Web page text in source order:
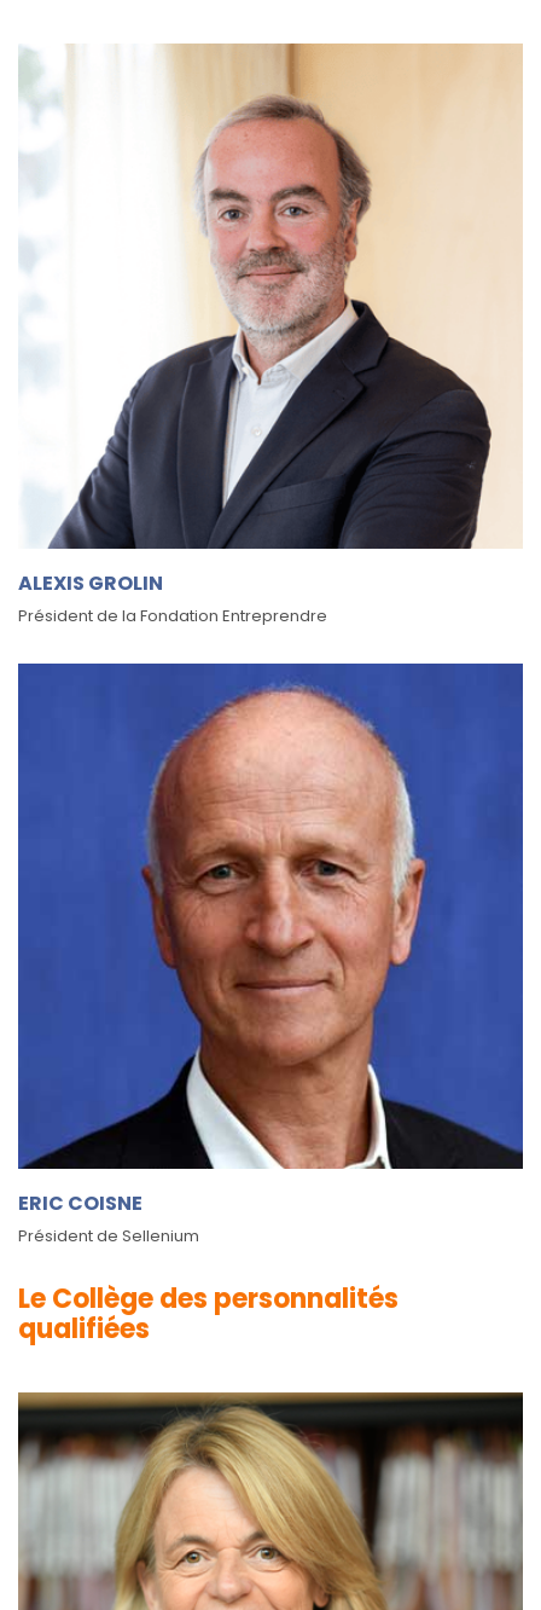
ALEXIS GROLIN
Président de la Fondation Entreprendre
ERIC COISNE
Président de Sellenium
Le Collège des personnalités
qualifiées